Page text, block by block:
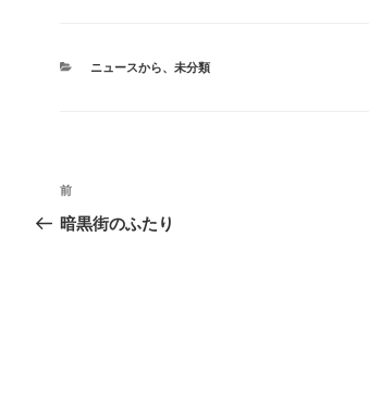
カ
ニュースから、 未分類
投
稿
前
の
前
暗黒街のふたり